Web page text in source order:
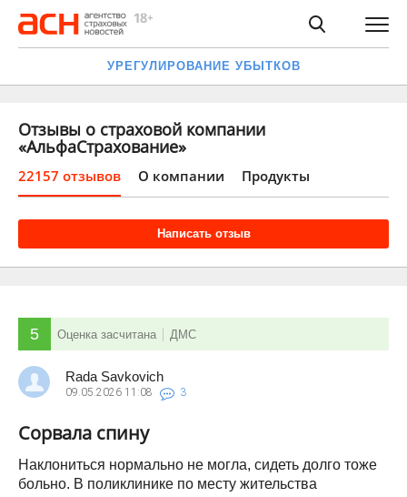
УРЕГУЛИРОВАНИЕ УБЫТКОВ
Отзывы о страховой компании
«АльфаСтрахование»
22157 отзывов О компании Продукты
Написать отзыв
5 Оценка засчитана ДМС
Rada Savkovich
09.05.2026 11:08 3
Сорвала спину
Наклониться нормально не могла, сидеть долго тоже
больно. В поликлинике по месту жительства